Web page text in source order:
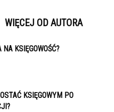
WIĘCEJ OD AUTORA
KSIĘGOWOŚĆ?
KSIĘGOWYM PO